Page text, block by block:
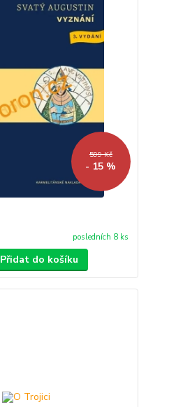
599 Kč
- 15 %
posledních 8 ks
Přidat do košíku